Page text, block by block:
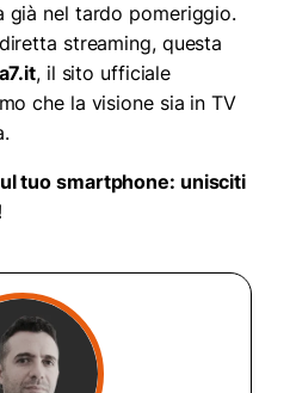
già nel tardo pomeriggio.
streaming, questa
, il sito ufficiale
che la visione sia in TV
tuo smartphone: unisciti